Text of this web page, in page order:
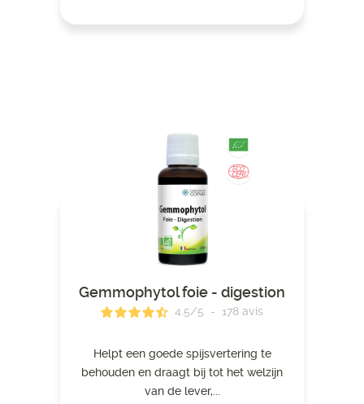
Gemmophytol foie - digestion
4.5/5 - 178 avis
Helpt een goede spijsvertering te
behouden en draagt ​​bij tot het welzijn
van de lever,...